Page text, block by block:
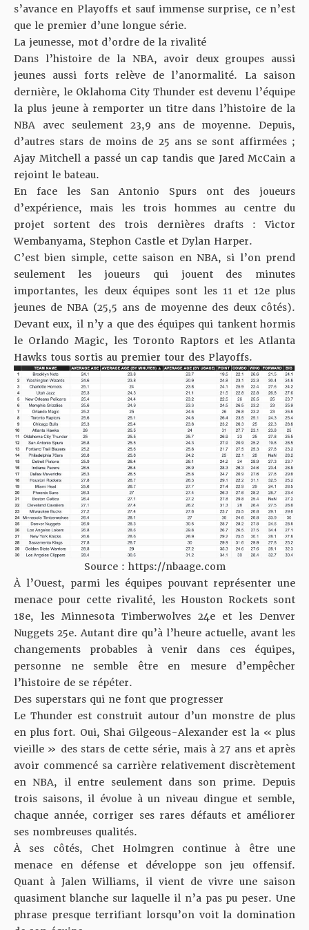
s’avance en Playoffs et sauf immense surprise, ce n’est
que le premier d’une longue série.
La jeunesse, mot d’ordre de la rivalité
Dans l’histoire de la NBA, avoir deux groupes aussi
jeunes aussi forts relève de l’anormalité. La saison
dernière, le Oklahoma City Thunder est devenu l’équipe
la plus jeune à remporter un titre dans l’histoire de la
NBA avec seulement 23,9 ans de moyenne. Depuis,
d’autres stars de moins de 25 ans se sont affirmées ;
Ajay Mitchell a passé un cap tandis que Jared McCain a
rejoint le bateau.
En face les San Antonio Spurs ont des joueurs
d’expérience, mais les trois hommes au centre du
projet sortent des trois dernières drafts : Victor
Wembanyama, Stephon Castle et Dylan Harper.
C’est bien simple, cette saison en NBA, si l’on prend
seulement les joueurs qui jouent des minutes
importantes, les deux équipes sont les 11 et 12e plus
jeunes de NBA (25,5 ans de moyenne des deux côtés).
Devant eux, il n’y a que des équipes qui tankent hormis
le Orlando Magic, les Toronto Raptors et les Atlanta
Hawks tous sortis au premier tour des Playoffs.
Source : https://nbaage.com
À l’Ouest, parmi les équipes pouvant représenter une
menace pour cette rivalité, les Houston Rockets sont
18e, les Minnesota Timberwolves 24e et les Denver
Nuggets 25e. Autant dire qu’à l’heure actuelle, avant les
changements probables à venir dans ces équipes,
personne ne semble être en mesure d’empêcher
l’histoire de se répéter.
Des superstars qui ne font que progresser
Le Thunder est construit autour d’un monstre de plus
en plus fort. Oui, Shai Gilgeous-Alexander est la « plus
vieille » des stars de cette série, mais à 27 ans et après
avoir commencé sa carrière relativement discrètement
en NBA, il entre seulement dans son prime. Depuis
trois saisons, il évolue à un niveau dingue et semble,
chaque année, corriger ses rares défauts et améliorer
ses nombreuses qualités.
À ses côtés, Chet Holmgren continue à être une
menace en défense et développe son jeu offensif.
Quant à Jalen Williams, il vient de vivre une saison
quasiment blanche sur laquelle il n’a pas pu peser. Une
phrase presque terrifiant lorsqu’on voit la domination